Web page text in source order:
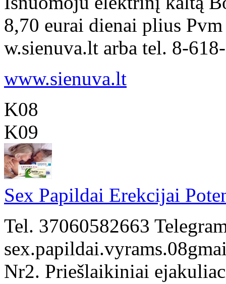
8,70 eurai dienai plius
w.sienuva.lt arba tel. 8-
www.sienuva.lt
K08
K09
Sex Papildai Erekcijai
Tel. 37060582663
Nr2. Priešlaikiniai